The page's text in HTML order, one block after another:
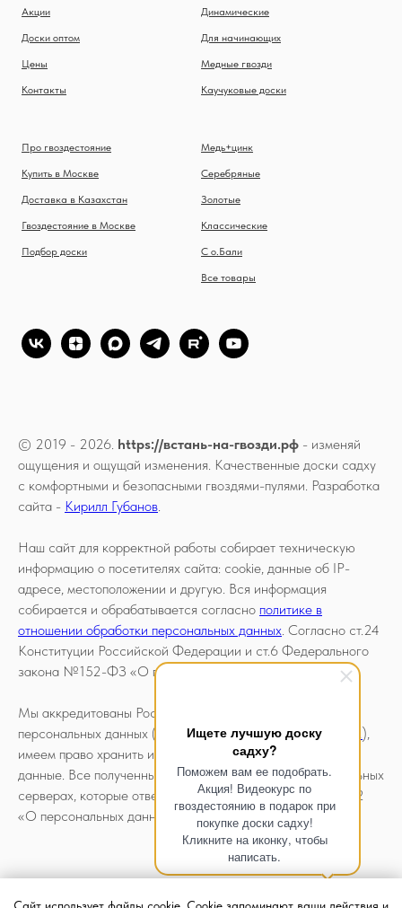
Ищете лучшую доску
садху?
Поможем вам ее подобрать.
Акция! Видеокурс по
гвоздестоянию в подарок при
покупке доски садху!
Кликните на иконку, чтобы
написать.
Акции
Доски оптом
Цены
Контакты
Динамические
Для начинающих
Медные гвозди
Каучуковые доски
Про гвоздестояние
Купить в Москве
Доставка в Казахстан
Гвоздестояние в Москве
Подбор доски
Медь+цинк
Серебряные
Золотые
Классические
С о.Бали
Все товары
© 2019 - 2026. https://встань-на-гвозди.рф - изменяй
ощущения и ощущай изменения. Качественные доски садху
с комфортными и безопасными гвоздями-пулями. Разработка
сайта - Кирилл Губанов.
Наш сайт для корректной работы собирает техническую
информацию о посетителях сайта: cookie, данные об IP-
адресе, местоположении и другую. Вся информация
собирается и обрабатывается согласно политике в
отношении обработки персональных данных. Согласно ст.24
Конституции Российской Федерации и ст.6 Федерального
закона №152-ФЗ «О персональных данных».
Мы аккредитованы Роскомнадзором как оператор
персональных данных (
номер регистрации 77-25-386212),
имеем право хранить и обрабатывать ваши персональные
данные. Все полученные документы хранятся на специальных
серверах, которые отвечают всем требованиям ФЗ №152
«О персональных данных».